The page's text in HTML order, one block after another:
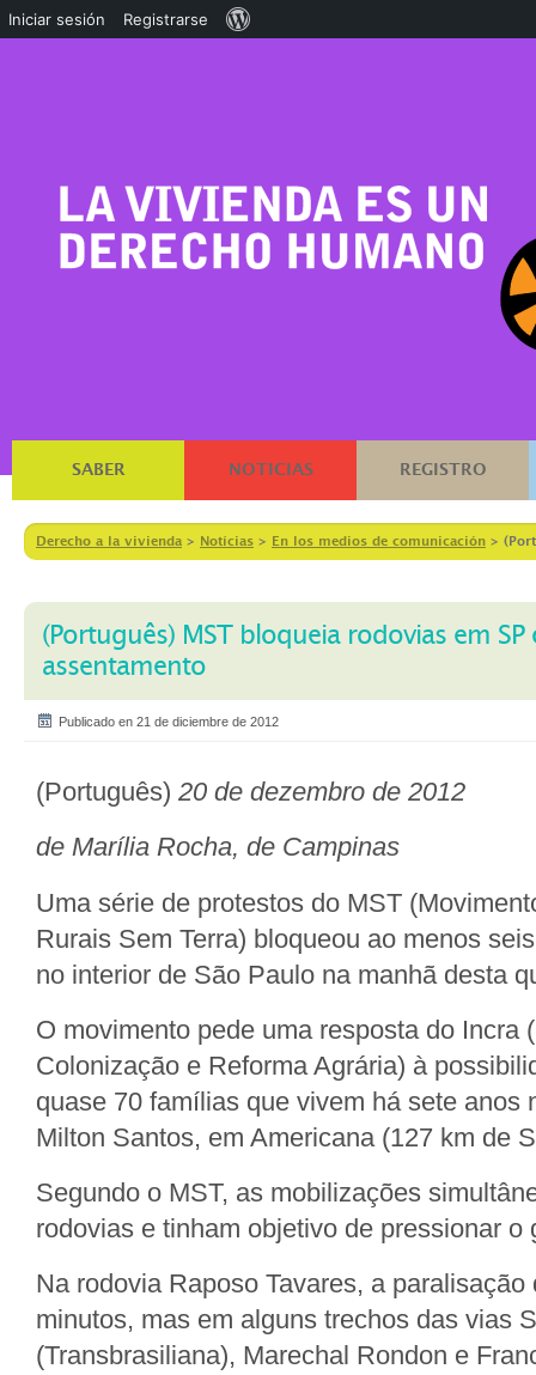
SABER NOTICIAS REGISTRO
Derecho a la vivienda > Notícias > En los medios de comunicación >
(Português) MST bloqueia rodovias em
assentamento
Publicado en 21 de diciembre de 2012
(Português) 20 de dezembro de 2012
de Marília Rocha, de Campinas
Uma série de protestos do MST
Rurais Sem Terra) bloqueou ao menos
no interior de São Paulo na manhã desta
O movimento pede uma resposta do Incra
Colonização e Reforma Agrária) à
quase 70 famílias que vivem há sete anos
Milton Santos, em Americana (127 km de
Segundo o MST, as mobilizações
rodovias e tinham objetivo de pressionar o
Na rodovia Raposo Tavares, a paralisação
minutos, mas em alguns trechos das vias
(Transbrasiliana), Marechal Rondon e
Iniciar sesión Registrarse